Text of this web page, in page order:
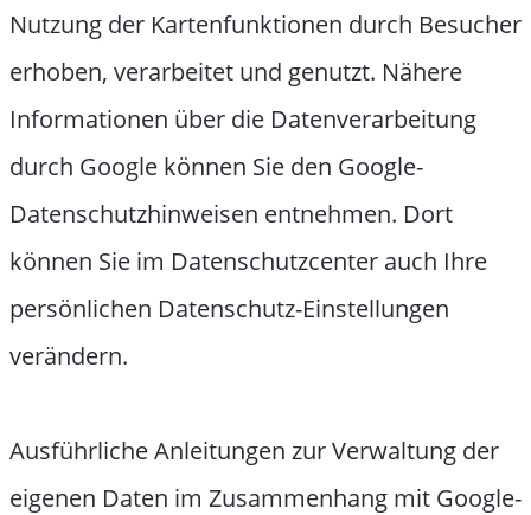
Nutzung der Kartenfunktionen durch Besucher
erhoben, verarbeitet und genutzt. Nähere
Informationen über die Datenverarbeitung
durch Google können Sie den Google-
Datenschutzhinweisen entnehmen. Dort
können Sie im Datenschutzcenter auch Ihre
persönlichen Datenschutz-Einstellungen
verändern.
Ausführliche Anleitungen zur Verwaltung der
eigenen Daten im Zusammenhang mit Google-